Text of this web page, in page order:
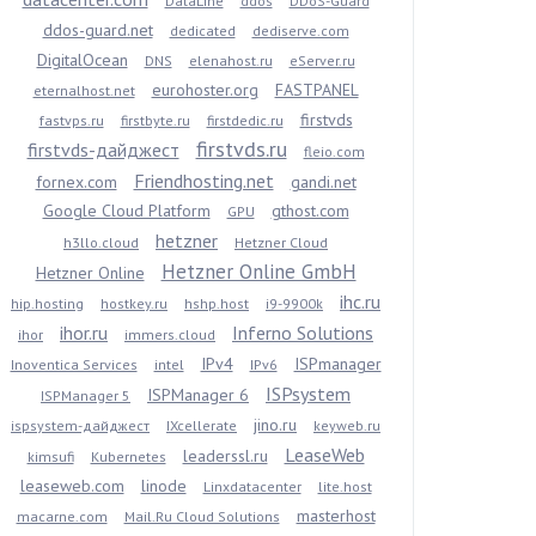
ddos-guard.net dedicated dediserve.com
DigitalOcean DNS elenahost.ru
eServer.ru
eternalhost.net
eurohoster.org FASTPANEL
fastvps.ru firstbyte.ru firstdedic.ru firstvds
firstvds-дайджест firstvds.ru fleio.com
fornex.com Friendhosting.net
gandi.net
Google Cloud Platform
GPU gthost.com
h3llo.cloud hetzner Hetzner Cloud
Hetzner Online Hetzner Online GmbH
hip.hosting hostkey.ru hshp.host i9-9900k ihc.ru
ihor ihor.ru immers.cloud Inferno Solutions
Inoventica Services intel IPv4 IPv6 ISPmanager
ISPManager 5 ISPManager 6 ISPsystem
ispsystem-дайджест IXcellerate jino.ru
keyweb.ru
kimsufi
Kubernetes leaderssl.ru LeaseWeb
leaseweb.com linode Linxdatacenter
lite.host
macarne.com
Mail.Ru Cloud Solutions masterhost